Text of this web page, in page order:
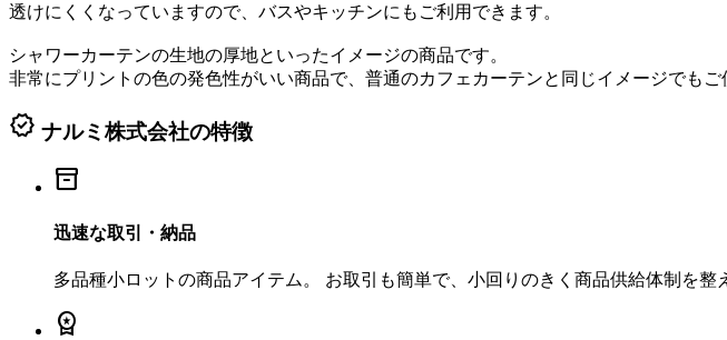
透けにくくなっていますので、バスやキッチンにもご利用できます。
シャワーカーテンの生地の厚地といったイメージの商品です。
非常にプリントの色の発色性がいい商品で、普通のカフェカーテンと同じイメージでもご
verified ナルミ株式会社の特徴
inventory_2
迅速な取引・納品
多品種小ロットの商品アイテム。 お取引も簡単で、小回りのきく商品供給体制を
workspace_premium